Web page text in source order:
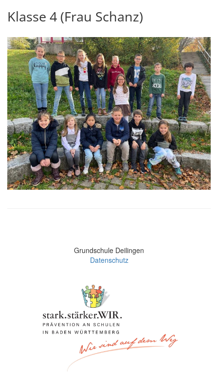
Klasse 4 (Frau Schanz)
Grundschule Deilingen
Datenschutz